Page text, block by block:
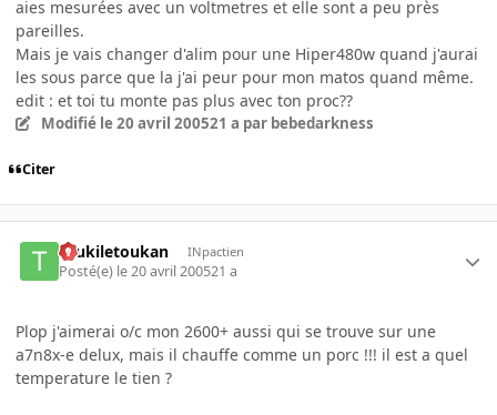
aies mesurées avec un voltmetres et elle sont a peu près
pareilles.
Mais je vais changer d'alim pour une Hiper480w quand j'aurai
les sous parce que la j'ai peur pour mon matos quand même.
edit : et toi tu monte pas plus avec ton proc??
Modifié le 20 avril 200521 a par bebedarkness
Citer
toukiletoukan INpactien
Posté(e) le 20 avril 200521 a
Plop j'aimerai o/c mon 2600+ aussi qui se trouve sur une
a7n8x-e delux, mais il chauffe comme un porc !!! il est a quel
temperature le tien ?